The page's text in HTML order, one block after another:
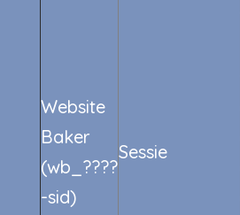
Website
Baker
(wb_????
-sid)
Sessie